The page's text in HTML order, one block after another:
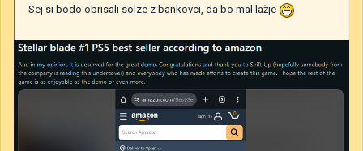
Sej si bodo obrisali solze z bankovci, da bo mal lažje